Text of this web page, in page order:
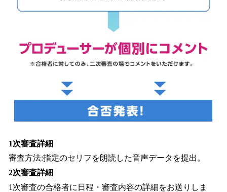
1次審査詳細
審査方法:指定のセリフを朗読した音声データを提出。
2次審査詳細
1次審査の合格者に日程・審査内容の詳細をお送りしま